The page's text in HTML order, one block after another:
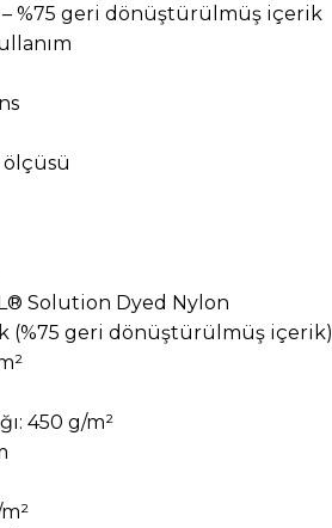
%75 geri dönüştürülmüş içerik
ölçüsü
Solution Dyed Nylon
(%75 geri dönüştürülmüş içerik)
450 g/m²